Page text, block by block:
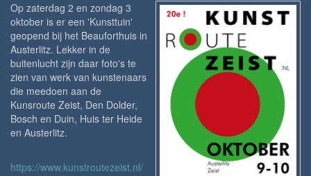
Op zaterdag 2 en zondag 3
oktober is er een 'Kunsttuin'
geopend bij het Beauforthuis in
Austerlitz. Lekker in de
buitenlucht zijn daar foto's te
zien van werk van kunstenaars
die meedoen aan de
Kunsroute Zeist, Den Dolder,
Bosch en Duin, Huis ter Heide
en Austerlitz.
https://www.kunstroutezeist.nl/